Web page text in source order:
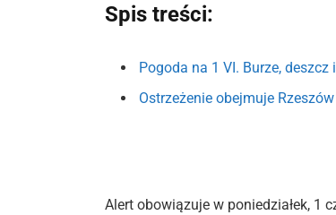
Spis treści:
Pogoda na 1 VI. Burze,
Ostrzeżenie obejmuje
Alert obowiązuje w poniedziałek, 1